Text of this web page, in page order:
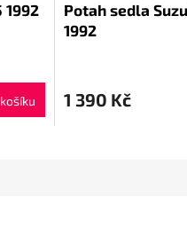
1992
Potah sedla
1992
1 390 Kč